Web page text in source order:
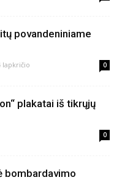
povandeniniame
lapkričio 0
plakatai iš tikrųjų
0
bombardavimo